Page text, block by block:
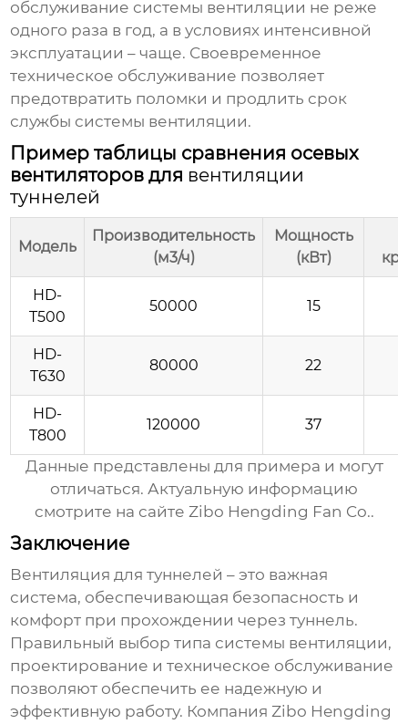
обслуживание системы вентиляции не реже
одного раза в год, а в условиях интенсивной
эксплуатации – чаще. Своевременное
техническое обслуживание позволяет
предотвратить поломки и продлить срок
службы системы вентиляции.
Пример таблицы сравнения осевых
вентиляторов для вентиляции
туннелей
Модель
Производительность
(м3/ч)
Мощность
(кВт)
HD-
T500
50000 15
HD-
T630
80000 22
HD-
T800
120000 37
Данные представлены для примера и могут
отличаться. Актуальную информацию
смотрите на сайте Zibo Hengding Fan Co..
Заключение
Вентиляция для туннелей – это важная
система, обеспечивающая безопасность и
комфорт при прохождении через туннель.
Правильный выбор типа системы вентиляции,
проектирование и техническое обслуживание
позволяют обеспечить ее надежную и
эффективную работу. Компания Zibo Hengding